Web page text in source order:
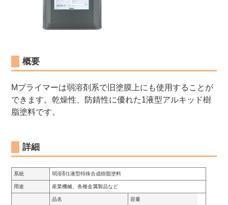
概要
Mプライマーは弱溶剤系で旧塗膜上にも使用することが
できます。乾燥性、防錆性に優れた1液型アルキッド樹
脂塗料です。
詳細
系統 弱溶剤1液型特殊合成樹脂塗料
用途 産業機械、各種金属製品など
品名 容量